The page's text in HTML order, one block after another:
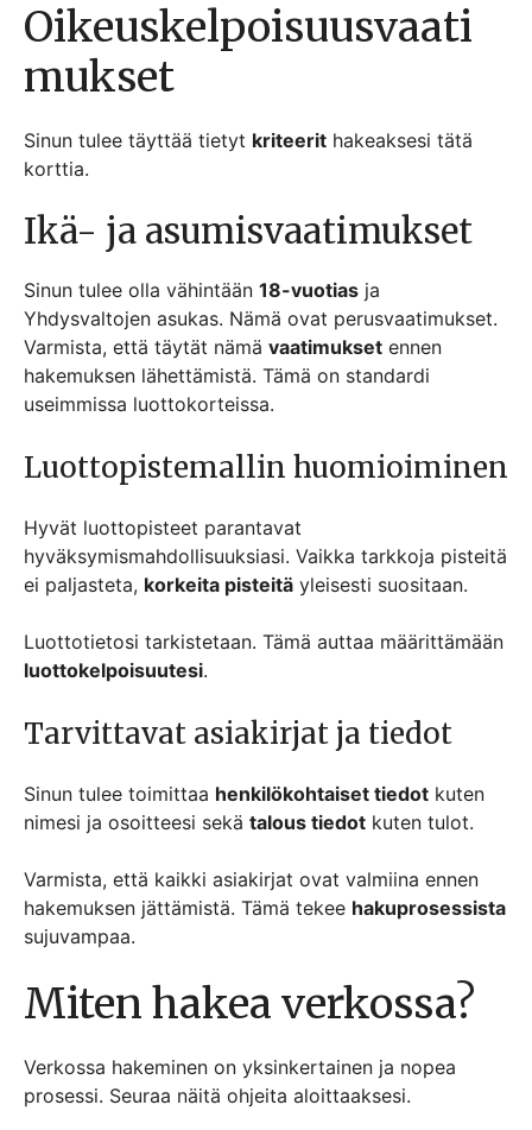
Oikeuskelpoisuusvaati
mukset
Sinun tulee täyttää tietyt kriteerit hakeaksesi tätä
korttia.
Ikä- ja asumisvaatimukset
Sinun tulee olla vähintään 18-vuotias ja
Yhdysvaltojen asukas. Nämä ovat perusvaatimukset.
Varmista, että täytät nämä vaatimukset ennen
hakemuksen lähettämistä. Tämä on standardi
useimmissa luottokorteissa.
Luottopistemallin huomioiminen
Hyvät luottopisteet parantavat
hyväksymismahdollisuuksiasi. Vaikka tarkkoja pisteitä
ei paljasteta, korkeita pisteitä yleisesti suositaan.
Luottotietosi tarkistetaan. Tämä auttaa määrittämään
luottokelpoisuutesi.
Tarvittavat asiakirjat ja tiedot
Sinun tulee toimittaa henkilökohtaiset tiedot kuten
nimesi ja osoitteesi sekä talous tiedot kuten tulot.
Varmista, että kaikki asiakirjat ovat valmiina ennen
hakemuksen jättämistä. Tämä tekee hakuprosessista
sujuvampaa.
Miten hakea verkossa?
Verkossa hakeminen on yksinkertainen ja nopea
prosessi. Seuraa näitä ohjeita aloittaaksesi.